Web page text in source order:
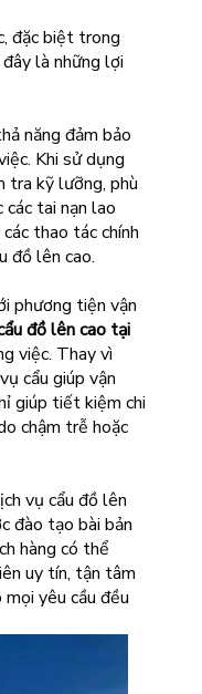
đặc biệt trong
là những lợi
năng đảm bảo
Khi sử dụng
tra kỹ lưỡng, phù
tai nạn lao
thao tác chính
đồ lên cao.
phương tiện vận
đồ lên cao tại
việc. Thay vì
cẩu giúp vận
giúp tiết kiệm chi
chậm trễ hoặc
vụ cẩu đồ lên
đào tạo bài bản
hàng có thể
uy tín, tận tâm
yêu cầu đều